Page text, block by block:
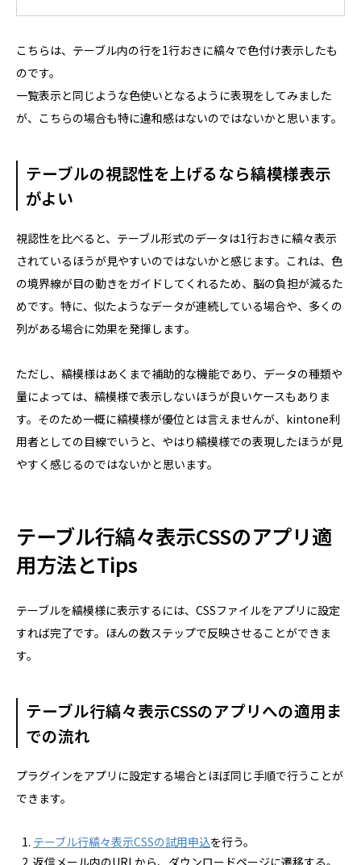
こちらは、テーブル内の行を1行おきに縞々で色付け表示したも
のです。
一覧表示と同じような色使いとなるように表現をしてみました
が、こちらの場合も特に違和感はないのではないかと思います。
テーブルの視認性を上げるなら縞模様表示
がよい
視認性を比べると、テーブル形式のデータは1行おきに縞々表示
されているほうが見やすいのではないかと感じます。これは、色
の境界線が目の動きをガイドしてくれるため、脳の負担が減るた
めです。特に、似たようなデータが連続している場合や、多くの
列がある場合に効果を発揮します。
ただし、縞模様はあくまで補助的な機能であり、データの種類や
量によっては、縞模様で表示しないほうが良いケースもありま
す。そのため一概に縞模様が優位とは言えませんが、kintone利
用者としての目線でいうと、やはり縞模様での表現したほうが見
やすく感じるのではないかと思います。
テーブル行縞々表示CSSのアプリ適
用方法とTips
テーブルを縞模様に表示するには、CSSファイルをアプリに設定
すれば完了です。ほんの数ステップで反映させることができま
す。
テーブル行縞々表示CSSのアプリへの適用ま
での流れ
プラグインをアプリに設定する場合とほぼ同じ手順で行うことが
できます。
テーブル行縞々表示CSSの試用申込を行う。
返信メール内のURLから、ダウンロードページに遷移する。